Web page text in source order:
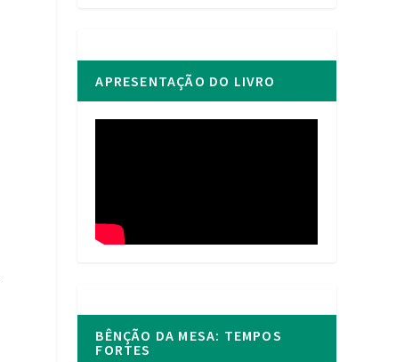
APRESENTAÇÃO DO LIVRO
BÊNÇÃO DA MESA: TEMPOS
FORTES